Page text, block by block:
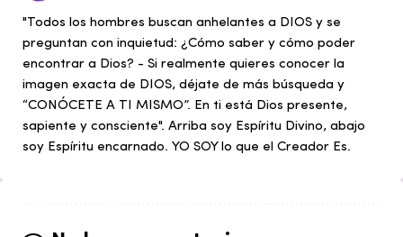
"Todos los hombres buscan anhelantes a DIOS y se
preguntan con inquietud: ¿Cómo saber y cómo poder
encontrar a Dios? - Si realmente quieres conocer la
imagen exacta de DIOS, déjate de más búsqueda y
“CONÓCETE A TI MISMO”. En ti está Dios presente,
sapiente y consciente". Arriba soy Espíritu Divino, abajo
soy Espíritu encarnado. YO SOY lo que el Creador Es.